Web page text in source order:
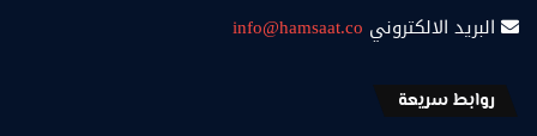
البريد الالكتروني info@hamsaat.co
روابط سريعة